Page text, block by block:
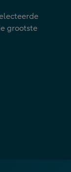
grootste